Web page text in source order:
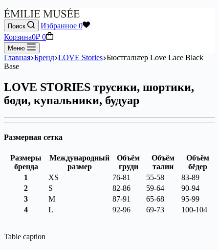
Поиск Избранное 0
Корзина0₽ 0
Меню
Главная Бренд LOVE Stories Бюстгальтер Love Lace Black
Base
LOVE STORIES трусики, шортики,
боди, купальники, будуар
Размерная сетка
Размеры
бренда
Международный
размер
Объём
груди
Объём
талии
Объём
бёдер
1
XS 76-81 55-58
83-89
2
S 82-86 59-64
90-94
3
M 87-91 65-68
95-99
4
L 92-96 69-73 100-104
Table caption